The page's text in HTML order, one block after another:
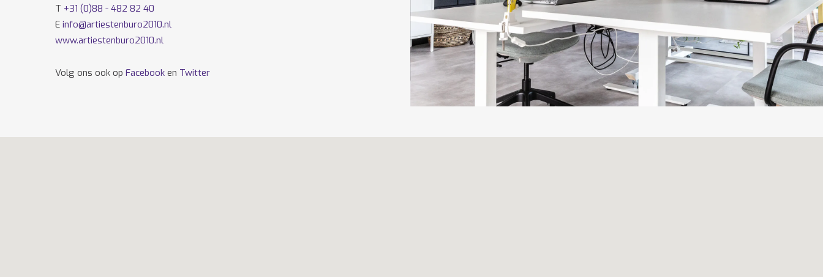
T +31 (0)88 - 482 82 40
E info@artiestenburo2010.nl
www.artiestenburo2010.nl
Volg ons ook op Facebook en Twitter